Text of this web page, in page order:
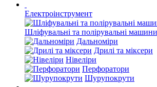
Електроінструмент
Шліфувальні та полірувальні
Дальноміри
Дрилі та міксери
Нівеліри
Перфоратори
Шурупокрути